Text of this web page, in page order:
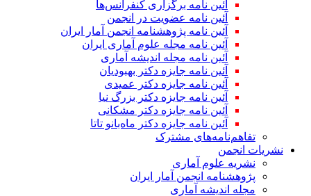
آئین نامه برگزاری کنفرانس‌ها
آئین نامه عضویت در انجمن
آئین نامه پژوهشنامه انجمن آمار ایران
آئین نامه مجله علوم آماری ایران
آئین نامه مجله اندیشه آماری
آئین‌ نامه جایزه دکتر بهبودیان
آئین نامه جایزه دکتر عمیدی
آئین نامه جایزه دکتر بزرگ نیا
آئین نامه جایزه دکتر مشکانی
آئین نامه جایزه دکتر ماه‌بانو تاتا
تفاهم‌نامه‌های مشترک
نشریات انجمن
نشریه علوم آماری
پژوهشنامه انجمن آمار ایران
مجله اندیشه آماری